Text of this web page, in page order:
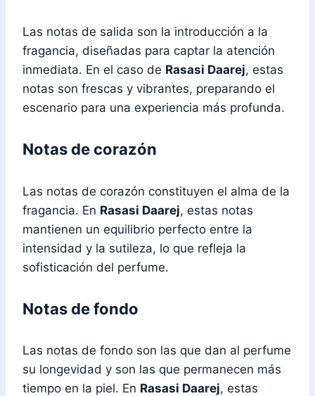
Las notas de salida son la introducción a la
fragancia, diseñadas para captar la atención
inmediata. En el caso de Rasasi Daarej, estas
notas son frescas y vibrantes, preparando el
escenario para una experiencia más profunda.
Notas de corazón
Las notas de corazón constituyen el alma de la
fragancia. En Rasasi Daarej, estas notas
mantienen un equilibrio perfecto entre la
intensidad y la sutileza, lo que refleja la
sofisticación del perfume.
Notas de fondo
Las notas de fondo son las que dan al perfume
su longevidad y son las que permanecen más
tiempo en la piel. En Rasasi Daarej, estas